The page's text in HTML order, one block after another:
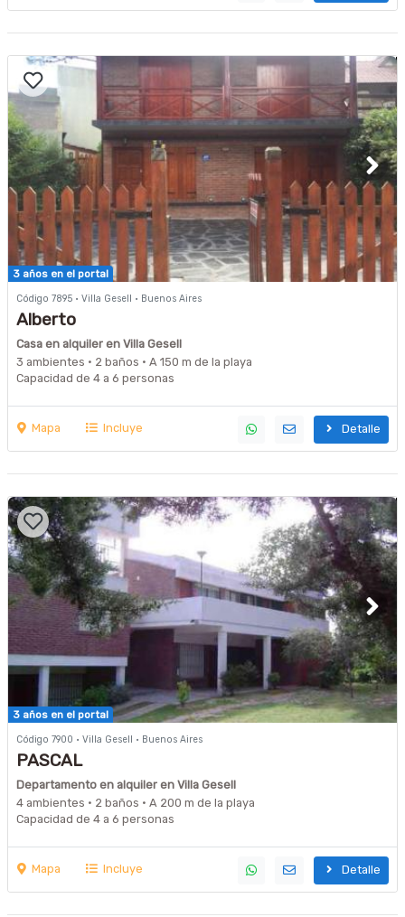
3 años en el portal
Código 7895 · Villa Gesell · Buenos Aires
Alberto
Casa en alquiler en Villa Gesell
3 ambientes · 2 baños · A 150 m de la playa
Capacidad de 4 a 6 personas
Mapa Incluye Detalle
3 años en el portal
Código 7900 · Villa Gesell · Buenos Aires
PASCAL
Departamento en alquiler en Villa Gesell
4 ambientes · 2 baños · A 200 m de la playa
Capacidad de 4 a 6 personas
Mapa Incluye Detalle